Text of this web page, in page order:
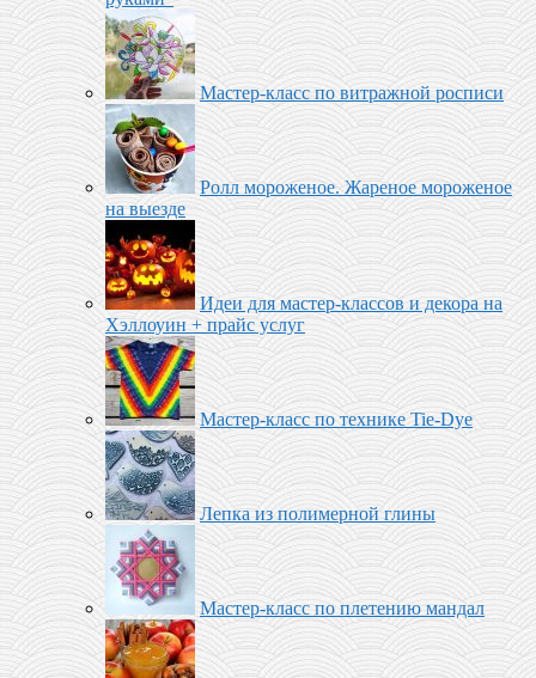
Мастер-класс по витражной росписи
Ролл мороженое‬. Жареное мороженое
на выезде
Идеи для мастер-классов и декора на
Хэллоуин + прайс услуг
Мастер-класс по технике Tie-Dye
Лепка из полимерной глины
Мастер-класс по плетению мандал